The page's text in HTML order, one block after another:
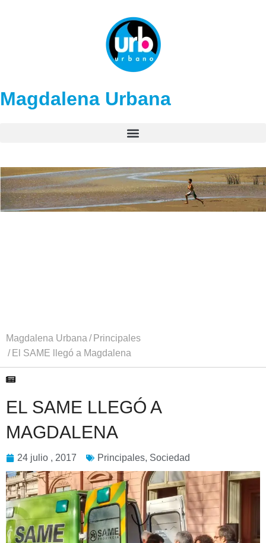
Magdalena Urbana
Magdalena Urbana
Principales
El SAME llegó a Magdalena
EL SAME LLEGÓ A
MAGDALENA
24 julio , 2017 Principales, Sociedad